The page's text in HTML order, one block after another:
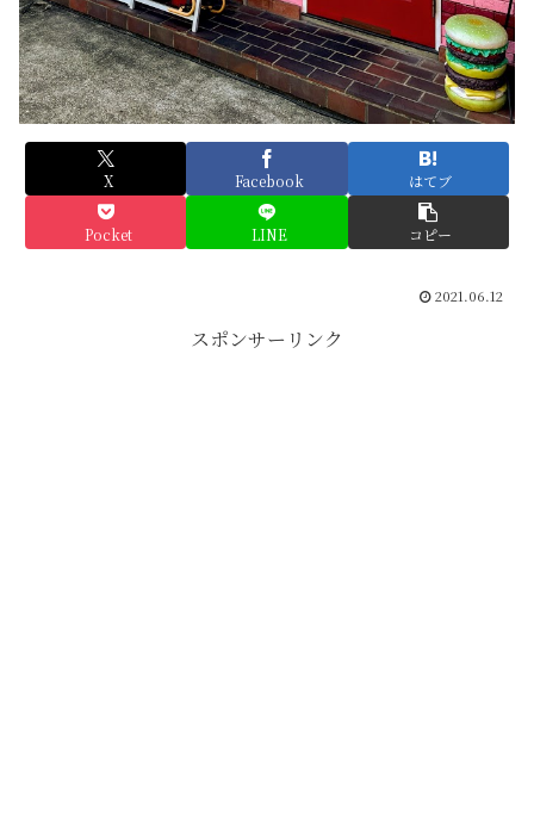
X Facebook はてブ
Pocket LINE コピー
2021.06.12
スポンサーリンク